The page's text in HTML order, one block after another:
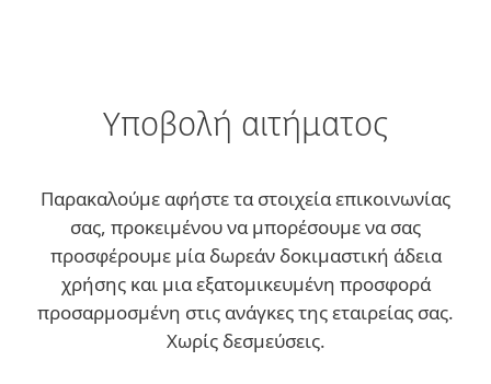
Υποβολή αιτήματος
Παρακαλούμε αφήστε τα στοιχεία επικοινωνίας
σας, προκειμένου να μπορέσουμε να σας
προσφέρουμε μία δωρεάν δοκιμαστική άδεια
χρήσης και μια εξατομικευμένη προσφορά
προσαρμοσμένη στις ανάγκες της εταιρείας σας.
Χωρίς δεσμεύσεις.